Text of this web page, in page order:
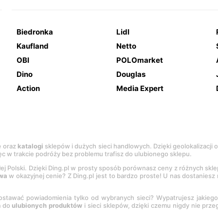
Biedronka Lidl
Kaufland
Netto
OBI
POLOmarket
Dino
Douglas
Action
Media Expert
oraz katalogi sklepów i dużych sieci handlowych. Dzięki
w trakcie podróży bez problemu trafisz do ulubionego sklepu.
Polski. Dzięki Ding.pl w prosty sposób porównasz ceny z różnych
w okazyjnej cenie? Z Ding.pl jest to bardzo proste! U nas
powiadomienia tylko od wybranych sieci? Wypatrujesz
do ulubionych produktów i sieci sklepów, dzięki czemu nigdy nie